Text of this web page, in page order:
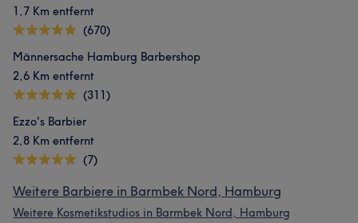
1,7 Km entfernt
(670)
Männersache Hamburg Barbershop
2,6 Km entfernt
(311)
Ezzo's Barbier
2,8 Km entfernt
(7)
Weitere Barbiere in Barmbek Nord, Hamburg
Weitere Kosmetikstudios in Barmbek Nord, Hamburg